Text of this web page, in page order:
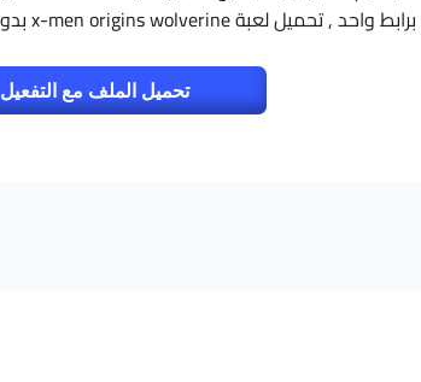
تحميل الملف مع التفعيل